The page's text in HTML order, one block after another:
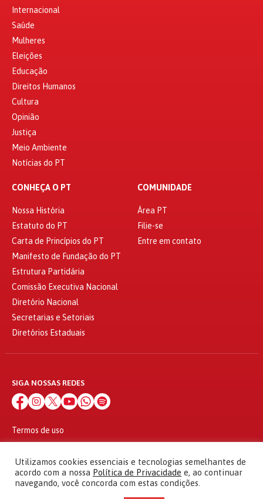
Internacional
Saúde
Mulheres
Eleições
Educação
Direitos Humanos
Cultura
Opinião
Justiça
Meio Ambiente
Notícias do PT
CONHEÇA O PT
Nossa História
Estatuto do PT
Carta de Princípios do PT
Manifesto de Fundação do PT
Estrutura Partidária
Comissão Executiva Nacional
Diretório Nacional
Secretarias e Setoriais
Diretórios Estaduais
COMUNIDADE
Área PT
Filie-se
Entre em contato
SIGA NOSSAS REDES
Termos de uso
© 2010 - 2026
Partido dos Trabalhadores Todos os direitos reservados
Utilizamos cookies essenciais e tecnologias semelhantes de
acordo com a nossa Política de Privacidade e, ao continuar
navegando, você concorda com estas condições.